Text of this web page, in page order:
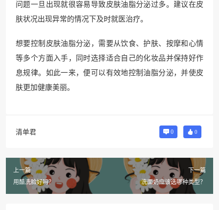
问题一旦出现就很容易导致皮肤油脂分泌过多。建议在皮
肤状况出现异常的情况下及时就医治疗。
想要控制皮肤油脂分泌，需要从饮食、护肤、按摩和心情
等多个方面入手，同时选择适合自己的化妆品并保持好作
息规律。如此一来，便可以有效地控制油脂分泌，并使皮
肤更加健康美丽。
清单君 0 0
上一篇
用醋洗脸好吗？
下一篇
洗面奶应该选哪种类型？